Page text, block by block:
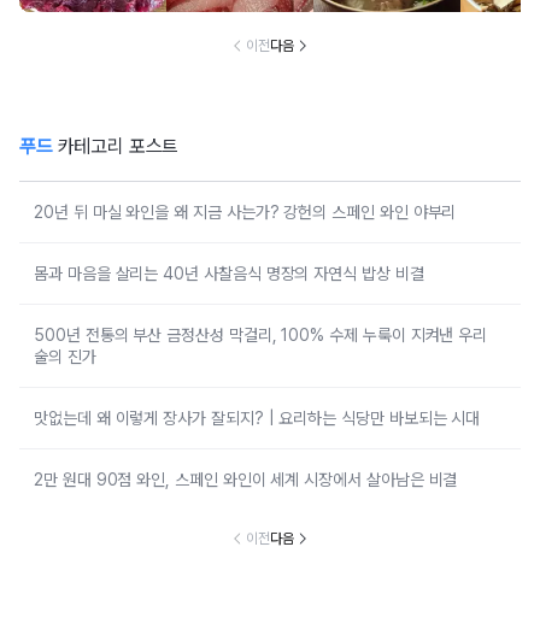
이전다음
푸드카테고리 포스트
20년 뒤 마실 와인을 왜 지금 사는가? 강헌의 스페인 와인 야부리
몸과 마음을 살리는 40년 사찰음식 명장의 자연식 밥상 비결
500년 전통의 부산 금정산성 막걸리, 100% 수제 누룩이 지켜낸 우리
술의 진가
맛없는데 왜 이렇게 장사가 잘되지? | 요리하는 식당만 바보되는 시대
2만 원대 90점 와인, 스페인 와인이 세계 시장에서 살아남은 비결
이전다음